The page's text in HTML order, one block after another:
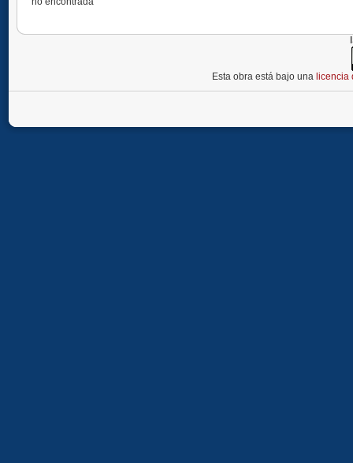
Esta obra está bajo una licencia